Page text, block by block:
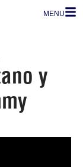
MENU
y